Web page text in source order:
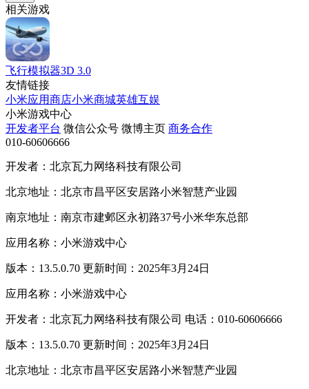
相关游戏
飞行模拟器3D 3.0
友情链接
小米应用商店小米商城英雄互娱
小米游戏中心
开发者平台 微信公众号 微博主页 商务合作
010-60606666
开发者：北京瓦力网络科技有限公司
北京地址：北京市昌平区安居路小米智慧产业园
南京地址：南京市建邺区永初路37号小米华东总部
应用名称：小米游戏中心
版本：13.5.0.70 更新时间：2025年3月24日
应用名称：小米游戏中心
开发者：北京瓦力网络科技有限公司 电话：010-60606666
版本：13.5.0.70 更新时间：2025年3月24日
北京地址：北京市昌平区安居路小米智慧产业园